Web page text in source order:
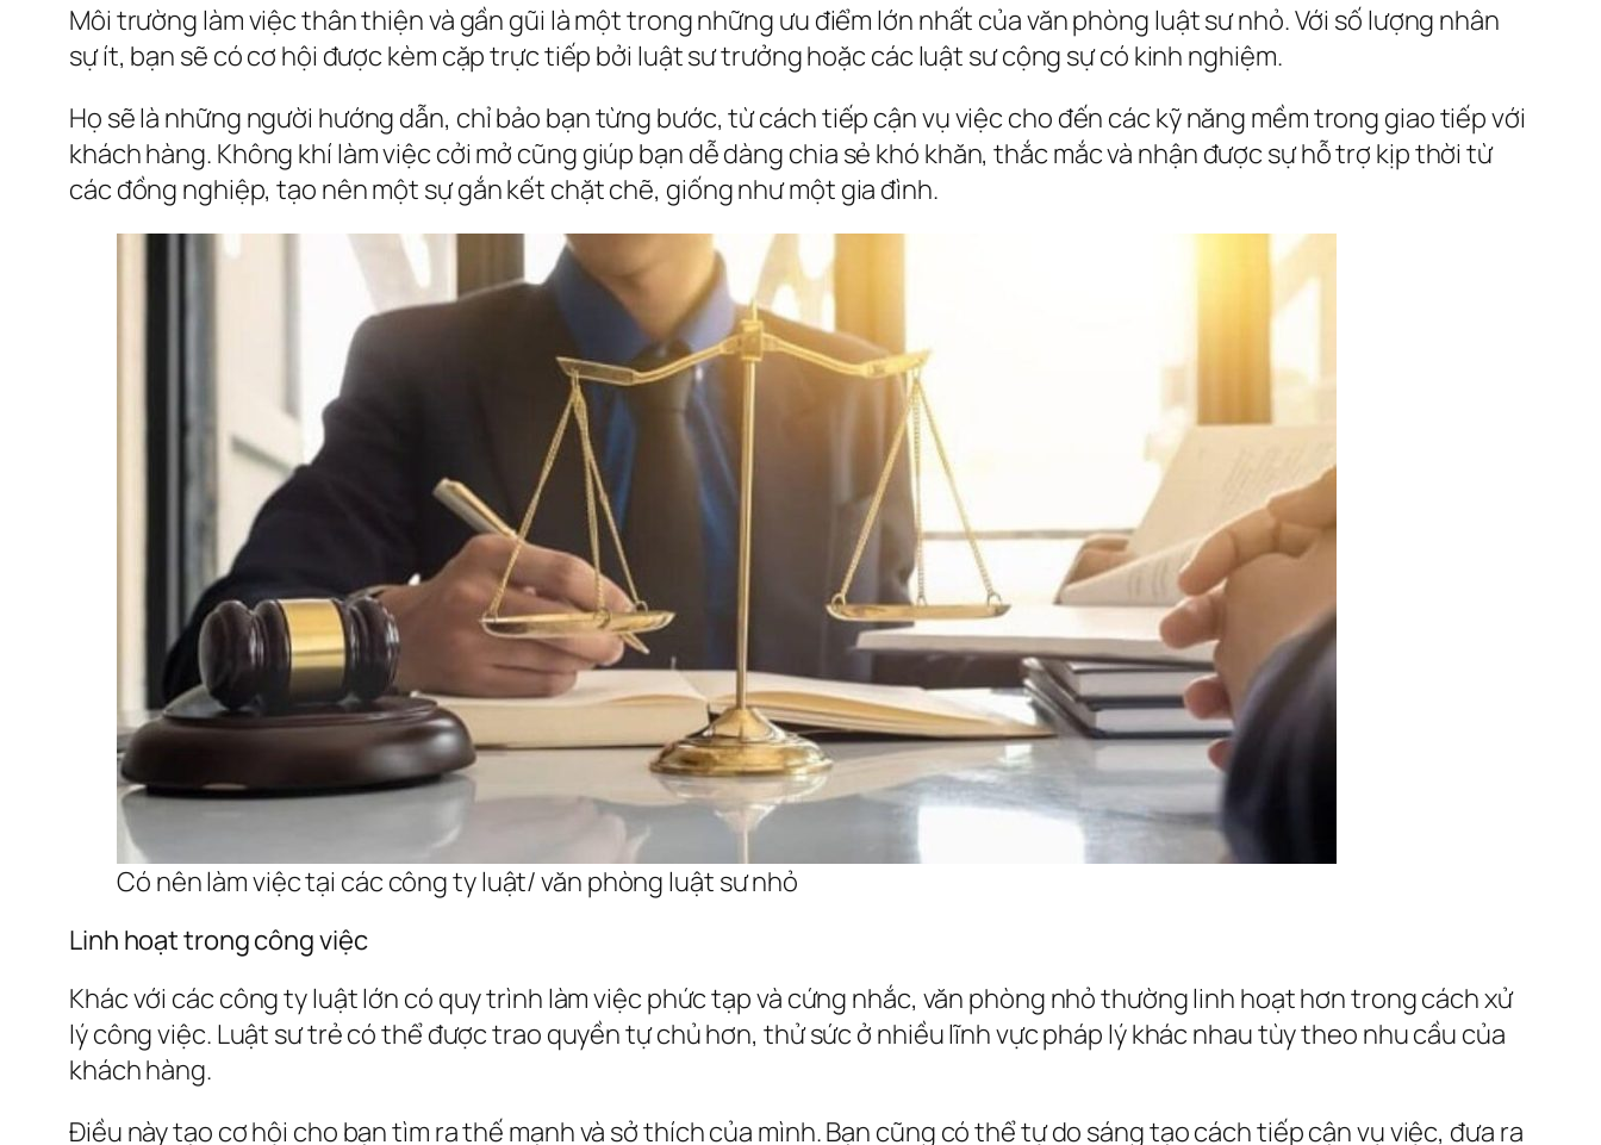
Môi trường làm việc thân thiện và gần gũi là một trong những ưu điểm lớn nhất của văn phòng luật sư nhỏ. Với số lượng nhân
sự ít, bạn sẽ có cơ hội được kèm cặp trực tiếp bởi luật sư trưởng hoặc các luật sư cộng sự có kinh nghiệm.
Họ sẽ là những người hướng dẫn, chỉ bảo bạn từng bước, từ cách tiếp cận vụ việc cho đến các kỹ năng mềm trong giao tiếp với
khách hàng. Không khí làm việc cởi mở cũng giúp bạn dễ dàng chia sẻ khó khăn, thắc mắc và nhận được sự hỗ trợ kịp thời từ
các đồng nghiệp, tạo nên một sự gắn kết chặt chẽ, giống như một gia đình.
Có nên làm việc tại các công ty luật/ văn phòng luật sư nhỏ
Linh hoạt trong công việc
Khác với các công ty luật lớn có quy trình làm việc phức tạp và cứng nhắc, văn phòng nhỏ thường linh hoạt hơn trong cách xử
lý công việc. Luật sư trẻ có thể được trao quyền tự chủ hơn, thử sức ở nhiều lĩnh vực pháp lý khác nhau tùy theo nhu cầu của
khách hàng.
Điều này tạo cơ hội cho bạn tìm ra thế mạnh và sở thích của mình. Bạn cũng có thể tự do sáng tạo cách tiếp cận vụ việc, đưa ra